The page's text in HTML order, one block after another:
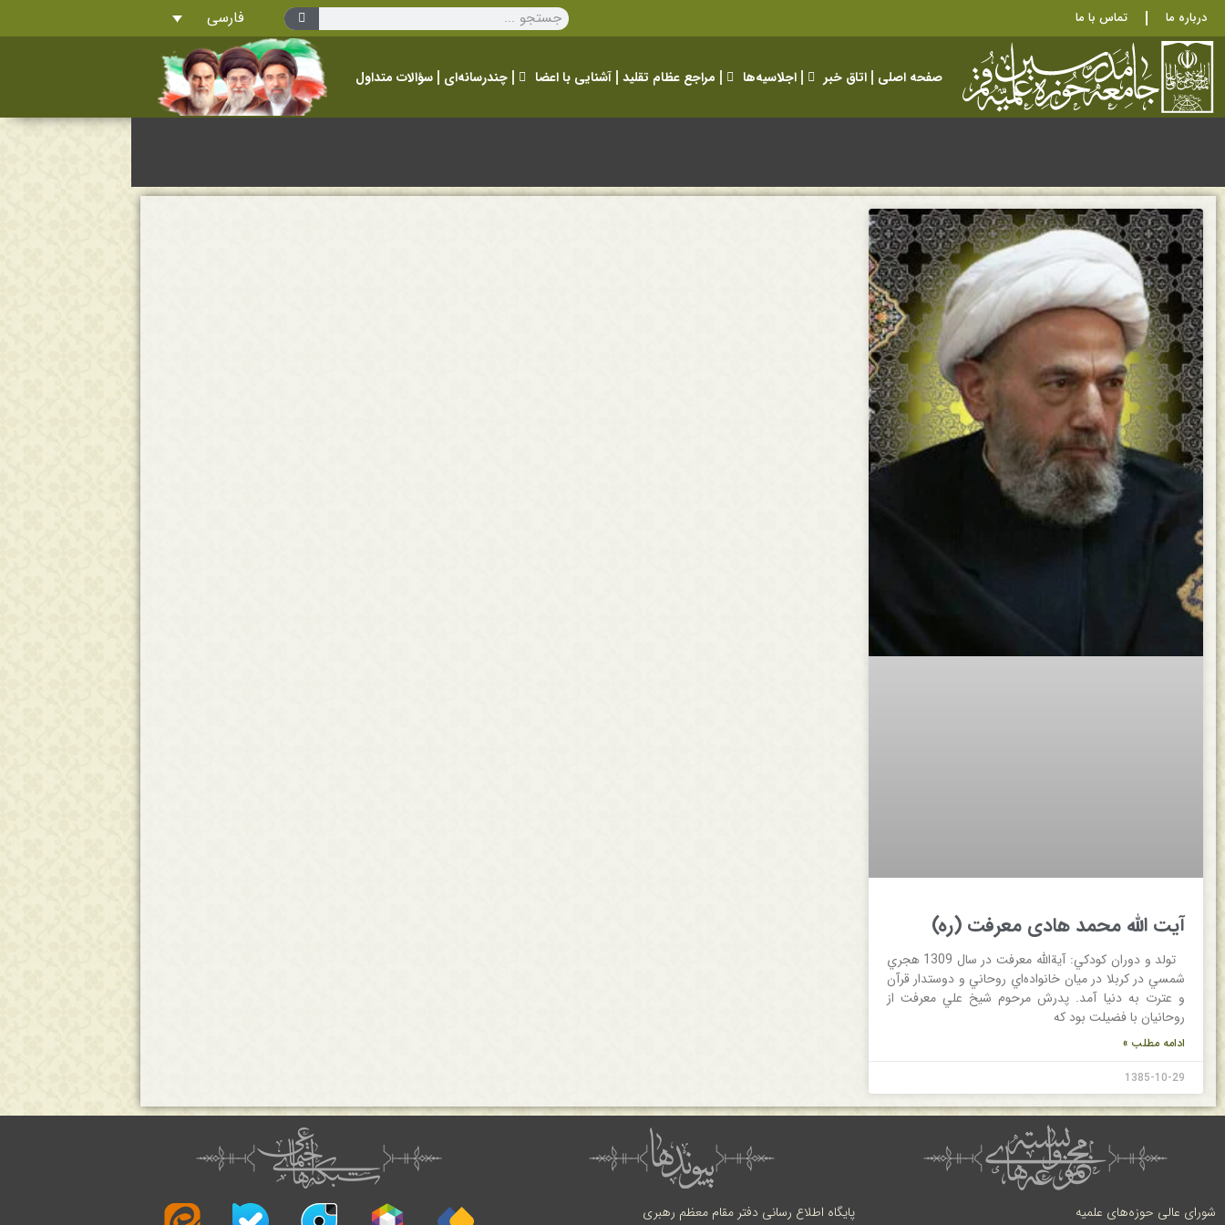
درباره ما تماس با ما فارسی
صفحه اصلی اتاق خبر اجلاسیه‌ها مراجع عظام تقلید آشنایی با اعضا چندرسانه‌ای سؤالات متداول
آیت الله محمد هادی معرفت (ره)
تولد و دوران‌ كودكي‌: آية‌الله‌ معرفت‌ در سال‌ 1309 هجري‌
شمسي‌ در كربلا در ميان‌ خانواده‌اي‌ روحاني‌ و دوستدار قرآن‌
و عترت‌ به‌ دنيا آمد. پدرش‌ مرحوم‌ شيخ‌ علي‌ معرفت‌ از
روحانيان‌ با فضيلت‌ بود كه‌
ادامه مطلب »
1385-10-29
شورای عالی حوزه‌های علمیه پایگاه اطلاع رسانی دفتر مقام معظم رهبری